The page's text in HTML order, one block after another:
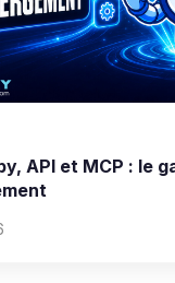
API et MCP : le